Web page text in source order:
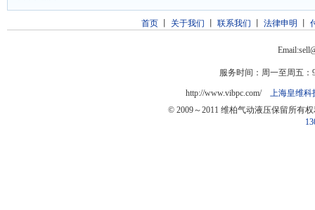
首页丨 关于我们 联系我们 法律申明
服务时间：周一至周五：
http://www.vibpc.com/ 上海皇维科
© 2009～2011 维柏气动液压保留所有